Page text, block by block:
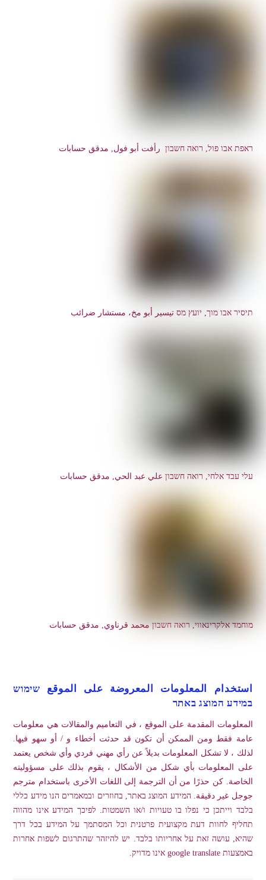
ראפת אבו פול, רואה חשבון رأفت أبو فول, مدقق حسابات
תיסיר אבו מוך, יועץ מס تيسير أبو مخ، مستشار ضرائب
עלי עבד אלחי, רואה חשבון علي عبد الحي, مدقق حسابات
מוחמד אלקרינאווי, רואה חשבון محمد قرناوي, مدقق حسابات
استخدام المعلومات المعروضة على الموقع שימוש
במידע המוצג באתר
المعلومات المقدمة على الموقع ، في التعاميم والمقالات هي معلومات
عامة فقط ومن الممكن أن تكون قد حدثت أخطاء و / أو سهو فيها.
لذلك ، لا تشكل المعلومات بديلاً عن رأي مهني فردي وأي شخص يعتمد
على المعلومات بأي شكل من الأشكال ، يقوم بذلك على مسؤوليته
الخاصة. كن حذرًا من أن الترجمة إلى اللغات الأخرى باستخدام مترجم
جوجل غير دقيقة. המידע המוצג באתר, בחוזרים ובמאמרים הנו מידע כללי
בלבד וייתכן כי נפלו בו טעויות ו/או השמטות. לפיכך המידע אינו מהווה
תחליף לחוות דעת מקצועית פרטנית וכל המסתמך על המידע בכל דרך
שהיא, עושה זאת על אחריותו בלבד. יש להיזהר שהתרגום לשפות אחרות
באמצעות google translate אינו מדויק.